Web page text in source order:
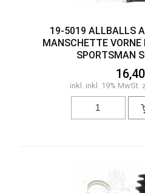
19-5019 ALLBALLS
MANSCHETTE VORNE
SPORTSMAN
inkl. inkl. 19% MwSt.